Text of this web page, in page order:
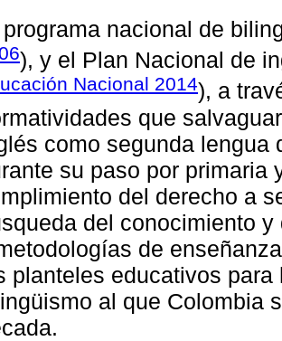
programa nacional de
), y el Plan Nacional de
Nacional 2014), a
que
como segunda
su paso por primaria
del derecho a
del conocimiento
de
planteles educativos
al que Colombia